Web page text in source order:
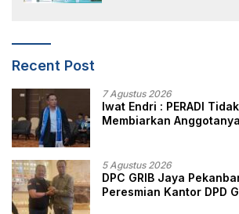
Recent Post
7 Agustus 2026
Iwat Endri : PERADI
Membiarkan
5 Agustus 2026
DPC GRIB Jaya
Peresmian Kantor DPD